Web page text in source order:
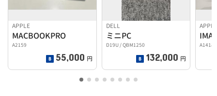
APPLE
MACBOOKPRO
A2159
55,000 円
DELL
ミニPC
D19U / QBM1250
132,000 円
A1418